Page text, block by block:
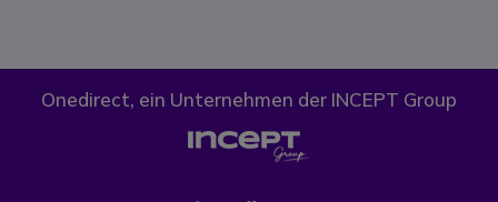
Onedirect, ein Unternehmen der INCEPT Group